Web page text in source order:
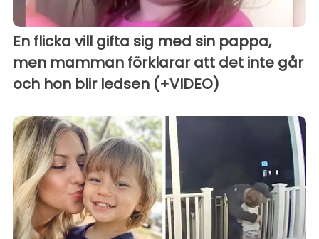
En flicka vill gifta sig med sin pappa,
men mamman förklarar att det inte går
och hon blir ledsen (+VIDEO)